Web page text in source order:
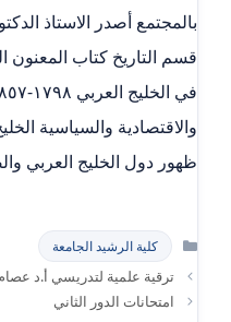
بالمجتمع أصدر الاستاذ
قسم التاريخ كتاب المعنون
والاقتصادية والسياسية
ظهور دول الخليج العربي
التصنيفات
كلية الرشيد الجامعة
ترقية علمية لتدريسي أ.د
امتحانات الدور الثاني